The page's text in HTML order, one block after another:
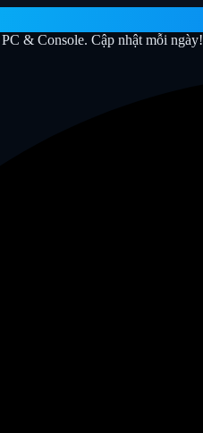
& Console. Cập nhật mỗi ngày!